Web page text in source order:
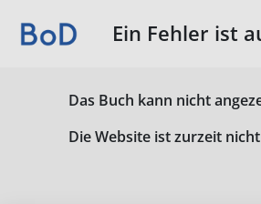
Ein Fehler ist
Das Buch kann nicht
Die Website ist zurzeit